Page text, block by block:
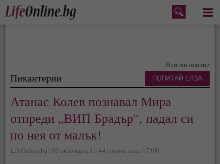
Меню
Всички новини
Пикантерии
Атанас Колев познавал Мира
отпреди „ВИП Брадър“, падал си
по нея от малък!
LifeOnline.bg | 03 октомври, 11:44 | прочетена: 17300
ПОПИТАЙ ЕЛЗА